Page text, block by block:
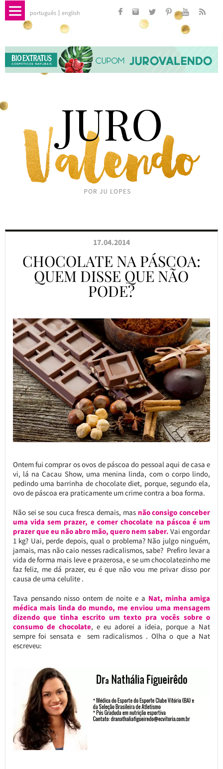
português english
17.04.2014
CHOCOLATE NA PÁSCOA:
QUEM DISSE QUE NÃO
PODE?
Ontem fui comprar os ovos de páscoa do pessoal aqui de casa e
vi, lá na Cacau Show, uma menina linda, com o corpo lindo,
pedindo uma barrinha de chocolate diet, porque, segundo ela,
ovo de páscoa era praticamente um crime contra a boa forma.
Não sei se sou cuca fresca demais, masnão consigo conceber
uma vida sem prazer, e comer chocolate na páscoa é um
prazer que eu não abro mão, quero nem saber. Vai engordar
1 kg? Uai, perde depois, qual o problema? Não julgo ninguém,
jamais, mas não caio nesses radicalismos, sabe? Prefiro levar a
vida de forma mais leve e prazerosa, e se um chocolatezinho me
faz feliz, me dá prazer, eu é que não vou me privar disso por
causa de uma celulite .
Tava pensando nisso ontem de noite e a Nat, minha amiga
médica mais linda do mundo, me enviou uma mensagem
dizendo que tinha escrito um texto pra vocês sobre o
consumo de chocolate, e eu adorei a ideia, porque a Nat
sempre foi sensata e sem radicalismos . Olha o que a Nat
escreveu: